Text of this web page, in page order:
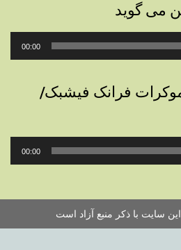
می گوید
00:00
فرانک فیشبک/
00:00
سایت با ذکر منبع آزاد است